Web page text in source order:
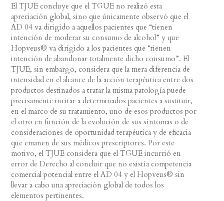
El TJUE concluye que el TGUE no realizó esta
apreciación global, sino que únicamente observó que el
AD 04 va dirigido a aquellos pacientes que “tienen
intención de moderar su consumo de alcohol” y que
Hopveus® va dirigido a los pacientes que “tienen
intención de abandonar totalmente dicho consumo”. El
TJUE, sin embargo, considera que la mera diferencia de
intensidad en el alcance de la acción terapéutica entre dos
productos destinados a tratar la misma patología puede
precisamente incitar a determinados pacientes a sustituir,
en el marco de su tratamiento, uno de esos productos por
el otro en función de la evolución de sus síntomas o de
consideraciones de oportunidad terapéutica y de eficacia
que emanen de sus médicos prescriptores. Por este
motivo, el TJUE considera que el TGUE incurrió en
error de Derecho al concluir que no existía competencia
comercial potencial entre el AD 04 y el Hopveus® sin
llevar a cabo una apreciación global de todos los
elementos pertinentes.